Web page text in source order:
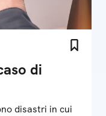
di
disastri in cui